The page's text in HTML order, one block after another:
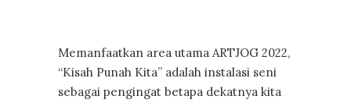
Memanfaatkan area utama ARTJOG 2022,
“Kisah Punah Kita” adalah instalasi seni
sebagai pengingat betapa dekatnya kita